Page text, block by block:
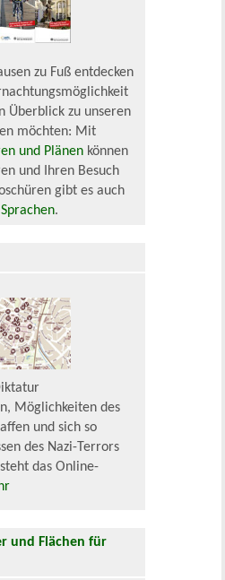
zu Fuß entdecken
Überblick zu unseren
möchten: Mit
und Plänen können
und Ihren Besuch
gibt es auch
.
Möglichkeiten des
und sich so
des Nazi-Terrors
das Online-
und Flächen für